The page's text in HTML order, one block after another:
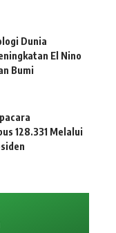
Dunia
El Nino
Bumi
128.331 Melalui